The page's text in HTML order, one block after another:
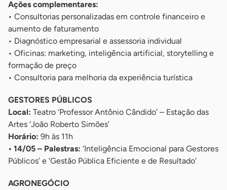
Ações complementares:
• Consultorias personalizadas em controle financeiro e
aumento de faturamento
• Diagnóstico empresarial e assessoria individual
• Oficinas: marketing, inteligência artificial, storytelling e
formação de preço
• Consultoria para melhoria da experiência turística
GESTORES PÚBLICOS
Local: Teatro ‘Professor Antônio Cândido’ – Estação das
Artes ‘João Roberto Simões’
Horário: 9h às 11h
• 14/05 – Palestras: ‘Inteligência Emocional para Gestores
Públicos’ e ‘Gestão Pública Eficiente e de Resultado’
AGRONEGÓCIO